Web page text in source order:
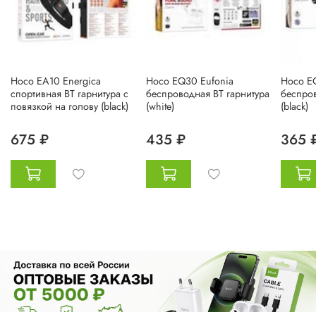
Hoco EA10 Energica
спортивная BT гарнитура с
повязкой на голову (black)
675 ₽
Hoco EQ30 Eufonia
беспроводная BT гарнитура
(white)
435 ₽
Hoco
(black)
365